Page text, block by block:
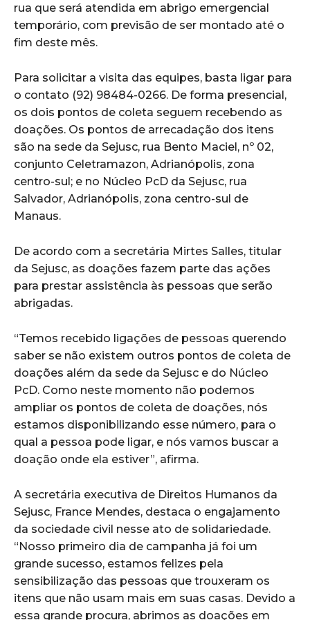
rua que será atendida em abrigo emergencial
temporário, com previsão de ser montado até o
fim deste mês.
Para solicitar a visita das equipes, basta ligar para
o contato (92) 98484-0266. De forma presencial,
os dois pontos de coleta seguem recebendo as
doações. Os pontos de arrecadação dos itens
são na sede da Sejusc, rua Bento Maciel, nº 02,
conjunto Celetramazon, Adrianópolis, zona
centro-sul; e no Núcleo PcD da Sejusc, rua
Salvador, Adrianópolis, zona centro-sul de
Manaus.
De acordo com a secretária Mirtes Salles, titular
da Sejusc, as doações fazem parte das ações
para prestar assistência às pessoas que serão
abrigadas.
“Temos recebido ligações de pessoas querendo
saber se não existem outros pontos de coleta de
doações além da sede da Sejusc e do Núcleo
PcD. Como neste momento não podemos
ampliar os pontos de coleta de doações, nós
estamos disponibilizando esse número, para o
qual a pessoa pode ligar, e nós vamos buscar a
doação onde ela estiver”, afirma.
A secretária executiva de Direitos Humanos da
Sejusc, France Mendes, destaca o engajamento
da sociedade civil nesse ato de solidariedade.
“Nosso primeiro dia de campanha já foi um
grande sucesso, estamos felizes pela
sensibilização das pessoas que trouxeram os
itens que não usam mais em suas casas. Devido a
essa grande procura, abrimos as doações em